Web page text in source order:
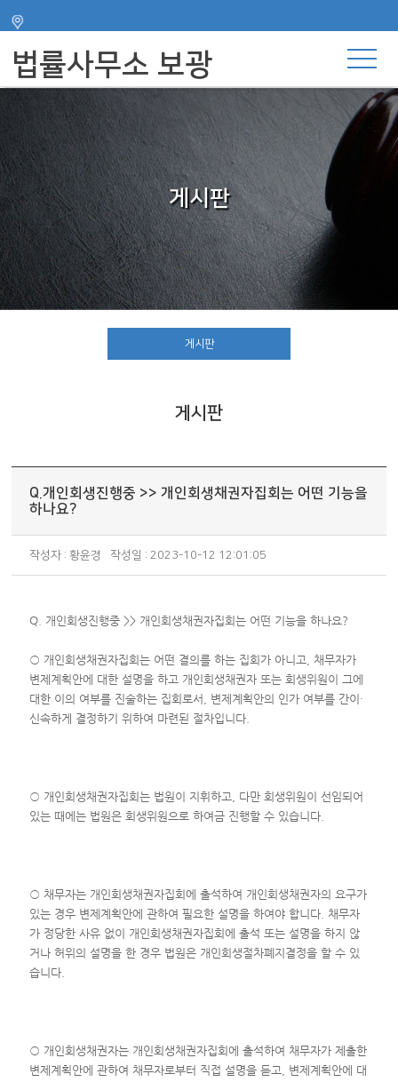
법률사무소 보광
게시판
게시판
게시판
Q.개인회생진행중 >> 개인회생채권자집회는 어떤 기능을
하나요?
작성자 : 황윤경 작성일 : 2023-10-12 12:01:05
Q. 개인회생진행중 >> 개인회생채권자집회는 어떤 기능을 하나요?
○ 개인회생채권자집회는 어떤 결의를 하는 집회가 아니고, 채무자가
변제계획안에 대한 설명을 하고 개인회생채권자 또는 회생위원이 그에
대한 이의 여부를 진술하는 집회로서, 변제계획안의 인가 여부를 간이·
신속하게 결정하기 위하여 마련된 절차입니다.
○ 개인회생채권자집회는 법원이 지휘하고, 다만 회생위원이 선임되어
있는 때에는 법원은 회생위원으로 하여금 진행할 수 있습니다.
○ 채무자는 개인회생채권자집회에 출석하여 개인회생채권자의 요구가
있는 경우 변제계획안에 관하여 필요한 설명을 하여야 합니다. 채무자
가 정당한 사유 없이 개인회생채권자집회에 출석 또는 설명을 하지 않
거나 허위의 설명을 한 경우 법원은 개인회생절차폐지결정을 할 수 있
습니다.
○ 개인회생채권자는 개인회생채권자집회에 출석하여 채무자가 제출한
변제계획안에 관하여 채무자로부터 직접 설명을 듣고, 변제계획안에 대